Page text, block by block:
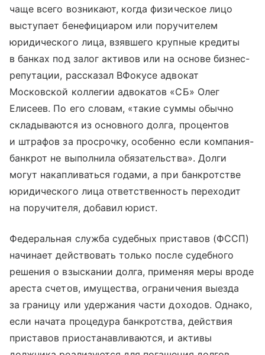
чаще всего возникают, когда физическое лицо
выступает бенефициаром или поручителем
юридического лица, взявшего крупные кредиты
в банках под залог активов или на основе бизнес-
репутации, рассказал ВФокусе адвокат
Московской коллегии адвокатов «СБ» Олег
Елисеев. По его словам, «такие суммы обычно
складываются из основного долга, процентов
и штрафов за просрочку, особенно если компания-
банкрот не выполнила обязательства». Долги
могут накапливаться годами, а при банкротстве
юридического лица ответственность переходит
на поручителя, добавил юрист.
Федеральная служба судебных приставов (ФССП)
начинает действовать только после судебного
решения о взыскании долга, применяя меры вроде
ареста счетов, имущества, ограничения выезда
за границу или удержания части доходов. Однако,
если начата процедура банкротства, действия
приставов приостанавливаются, и активы